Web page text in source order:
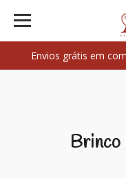
Envios grátis em
Brinco